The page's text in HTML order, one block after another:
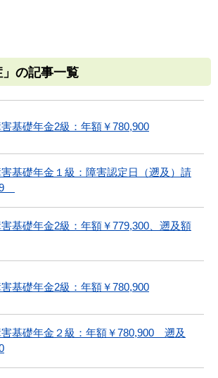
」の記事一覧
基礎年金2級：年額￥780,900
基礎年金１級：障害認定日（遡及）請
基礎年金2級：年額￥779,300、遡及額
基礎年金2級：年額￥780,900
基礎年金２級：年額￥780,900 遡及